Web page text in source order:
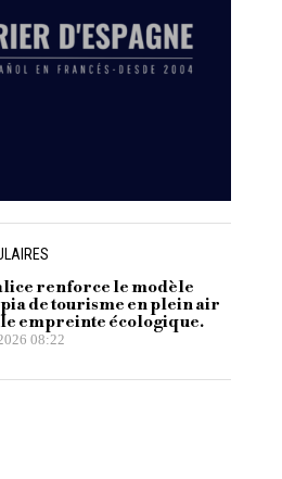
renforce le modèle
de tourisme en plein air
empreinte écologique.
08:22